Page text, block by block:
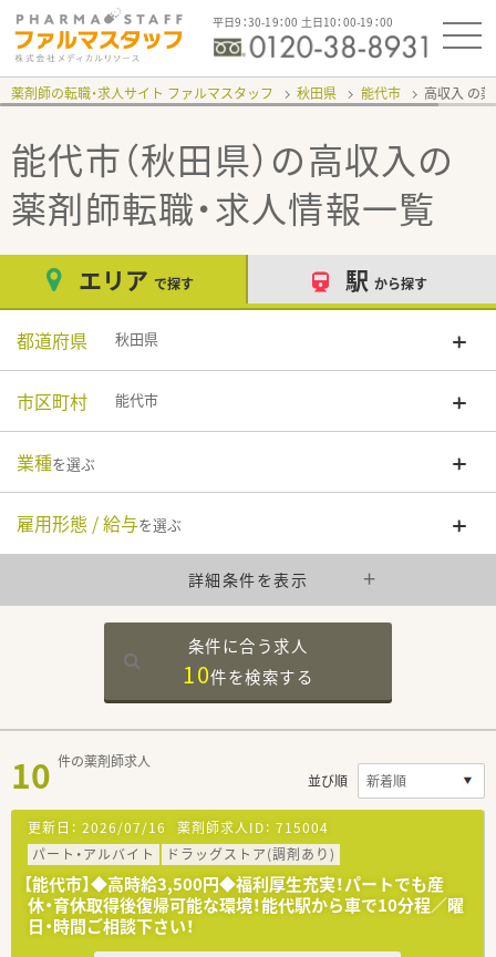
平日9：30-19：00 土日10：00-19：00
薬剤師の転職・求人サイト ファルマスタッフ 秋田県 能代市 高収入
能代市（秋田県）の高収入の
薬剤師転職・求人情報一覧
エリア で探す 駅 から探す
都道府県 秋田県
市区町村 能代市
業種を選ぶ
雇用形態 / 給与を選ぶ
詳細条件を表示
条件に合う求人
10件を検索する
10 件の薬剤師求人
並び順
更新日： 2026/07/16 薬剤師求人ID： 715004
パート・アルバイト
ドラッグストア(調剤あり)
【能代市】◆高時給3,500円◆福利厚生充実！パートでも産
休・育休取得後復帰可能な環境！能代駅から車で10分程／曜
日・時間ご相談下さい！